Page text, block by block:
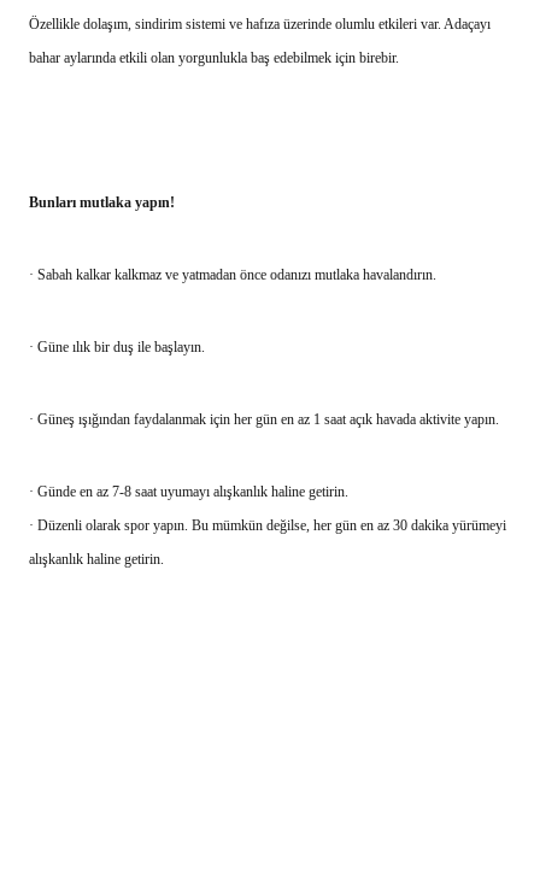
Özellikle dolaşım, sindirim sistemi ve hafıza üzerinde olumlu etkileri var. Adaçayı
bahar aylarında etkili olan yorgunlukla baş edebilmek için birebir.
Bunları mutlaka yapın!
· Sabah kalkar kalkmaz ve yatmadan önce odanızı mutlaka havalandırın.
· Güne ılık bir duş ile başlayın.
· Güneş ışığından faydalanmak için her gün en az 1 saat açık havada aktivite yapın.
· Günde en az 7-8 saat uyumayı alışkanlık haline getirin.
· Düzenli olarak spor yapın. Bu mümkün değilse, her gün en az 30 dakika yürümeyi
alışkanlık haline getirin.